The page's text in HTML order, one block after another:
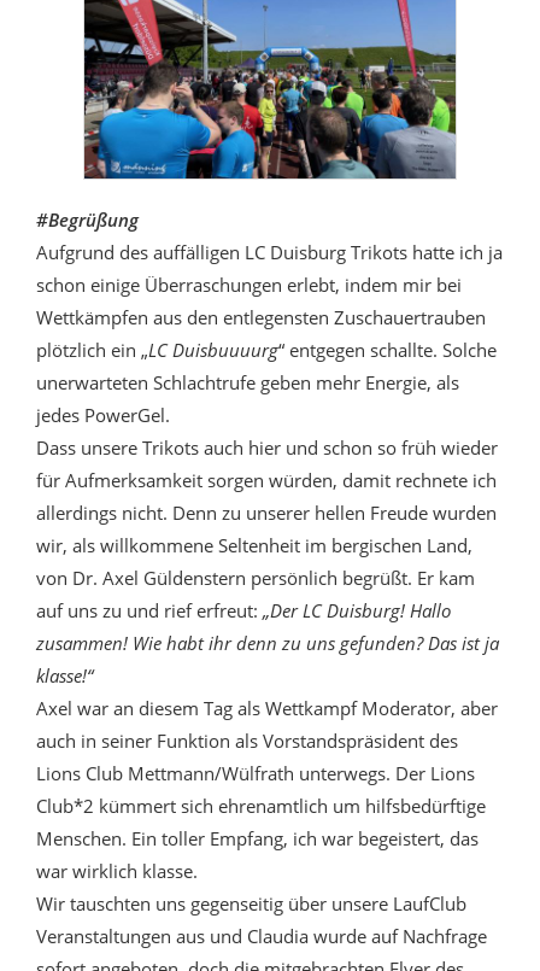
#Begrüßung
Aufgrund des auffälligen LC Duisburg Trikots hatte ich ja
schon einige Überraschungen erlebt, indem mir bei
Wettkämpfen aus den entlegensten Zuschauertrauben
plötzlich ein „LC Duisbuuuurg“ entgegen schallte. Solche
unerwarteten Schlachtrufe geben mehr Energie, als
jedes PowerGel.
Dass unsere Trikots auch hier und schon so früh wieder
für Aufmerksamkeit sorgen würden, damit rechnete ich
allerdings nicht. Denn zu unserer hellen Freude wurden
wir, als willkommene Seltenheit im bergischen Land,
von Dr. Axel Güldenstern persönlich begrüßt. Er kam
auf uns zu und rief erfreut: „Der LC Duisburg! Hallo
zusammen! Wie habt ihr denn zu uns gefunden? Das ist ja
klasse!“
Axel war an diesem Tag als Wettkampf Moderator, aber
auch in seiner Funktion als Vorstandspräsident des
Lions Club Mettmann/Wülfrath unterwegs. Der Lions
Club*2 kümmert sich ehrenamtlich um hilfsbedürftige
Menschen. Ein toller Empfang, ich war begeistert, das
war wirklich klasse.
Wir tauschten uns gegenseitig über unsere LaufClub
Veranstaltungen aus und Claudia wurde auf Nachfrage